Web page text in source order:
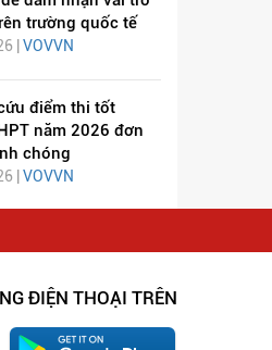
trường quốc tế
| VOVVN
điểm thi tốt
năm 2026 đơn
chóng
|VOVVN
ĐIỆN THOẠI TRÊN